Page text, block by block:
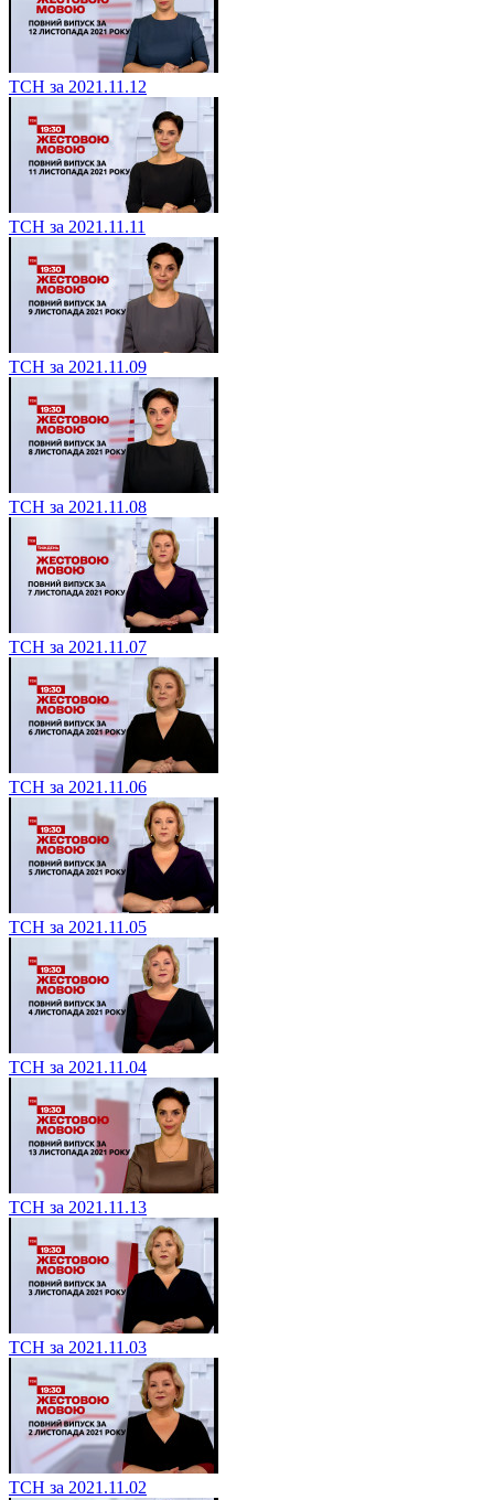
ТСН за 2021.11.12
ТСН за 2021.11.11
ТСН за 2021.11.09
ТСН за 2021.11.08
ТСН за 2021.11.07
ТСН за 2021.11.06
ТСН за 2021.11.05
ТСН за 2021.11.04
ТСН за 2021.11.13
ТСН за 2021.11.03
ТСН за 2021.11.02